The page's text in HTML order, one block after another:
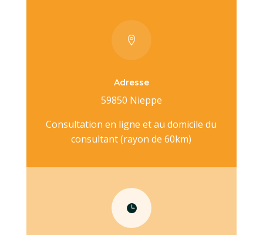

Adresse
59850 Nieppe
Consultation en ligne et au domicile du
consultant (rayon de 60km)
